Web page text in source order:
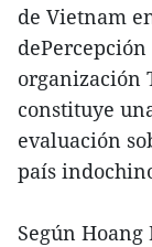
de Vietnam
organización
constituye
evaluación
país
Según